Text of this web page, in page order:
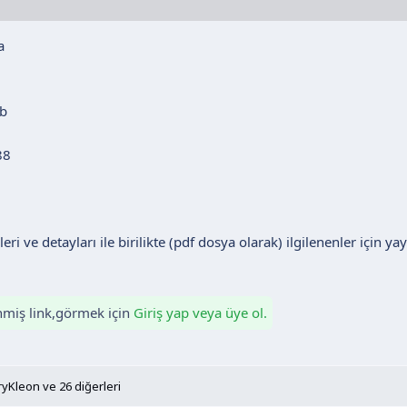
ve detayları ile birilikte (pdf dosya olarak) ilgilenenler için
link,görmek için Giriş yap veya üye ol.
ve 26 diğerleri